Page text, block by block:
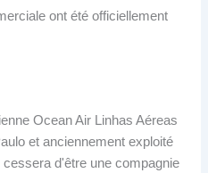
ont été officiellement
Ocean Air Linhas Aéreas
et anciennement exploité
d'être une compagnie